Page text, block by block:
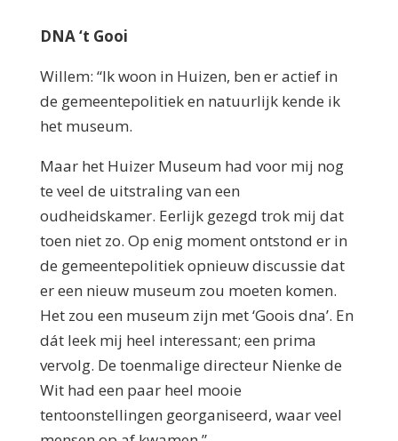
DNA ‘t Gooi
Willem: “Ik woon in Huizen, ben er actief in
de gemeentepolitiek en natuurlijk kende ik
het museum.
Maar het Huizer Museum had voor mij nog
te veel de uitstraling van een
oudheidskamer. Eerlijk gezegd trok mij dat
toen niet zo. Op enig moment ontstond er in
de gemeentepolitiek opnieuw discussie dat
er een nieuw museum zou moeten komen.
Het zou een museum zijn met ‘Goois dna’. En
dát leek mij heel interessant; een prima
vervolg. De toenmalige directeur Nienke de
Wit had een paar heel mooie
tentoonstellingen georganiseerd, waar veel